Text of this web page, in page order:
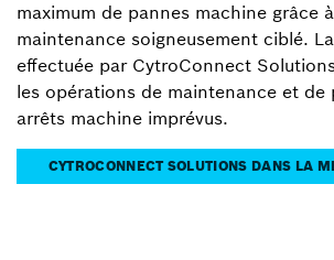
maximum de pannes machine grâce
maintenance soigneusement ciblé.
effectuée par CytroConnect
les opérations de maintenance et de
arrêts machine imprévus.
CYTROCONNECT SOLUTIONS DANS LA